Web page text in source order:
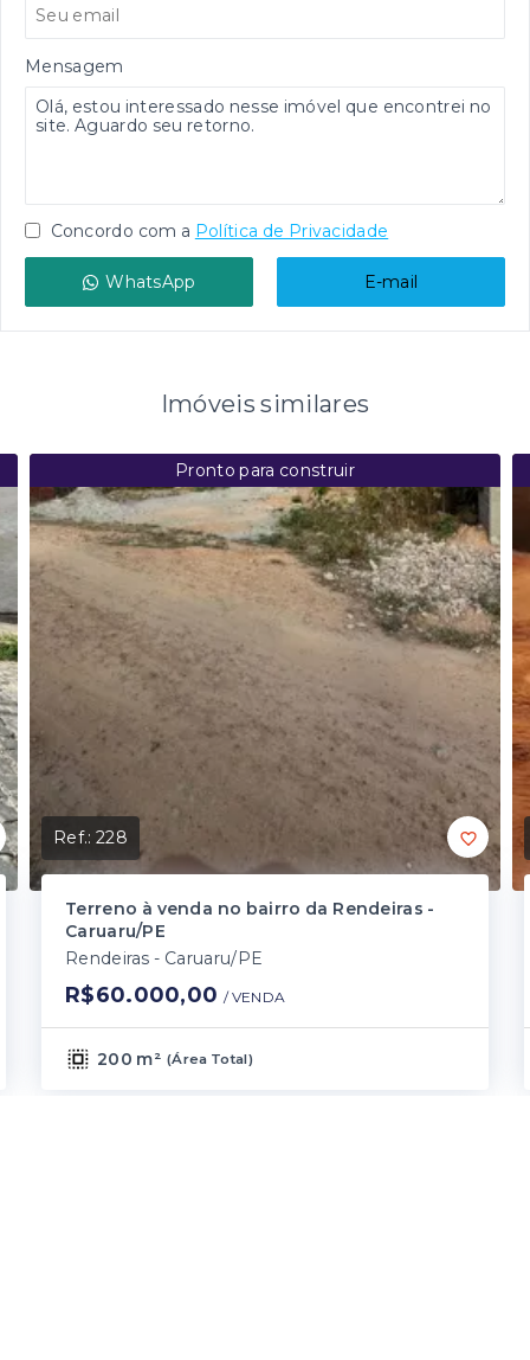
Mensagem
Concordo com a Política de Privacidade
WhatsApp E-mail
Imóveis similares
Pronto para construir
Ref.:228
Terreno à venda no bairro da Rendeiras -
Caruaru/PE
Rendeiras - Caruaru/PE
R$60.000,00 / VENDA
200 m² (Área Total)